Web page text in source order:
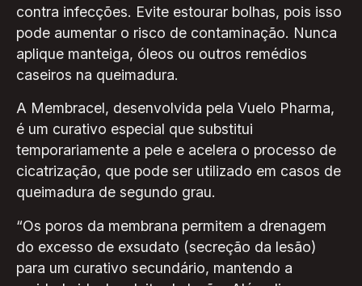
contra infecções. Evite estourar bolhas, pois isso
pode aumentar o risco de contaminação. Nunca
aplique manteiga, óleos ou outros remédios
caseiros na queimadura.
A Membracel, desenvolvida pela Vuelo Pharma,
é um curativo especial que substitui
temporariamente a pele e acelera o processo de
cicatrização, que pode ser utilizado em casos de
queimadura de segundo grau.
“Os poros da membrana permitem a drenagem
do excesso de exsudato (secreção da lesão)
para um curativo secundário, mantendo a